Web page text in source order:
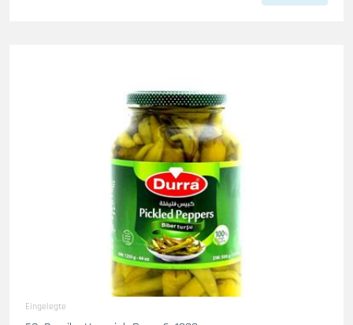
Eingelegte